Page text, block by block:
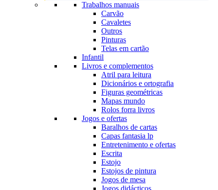
Trabalhos manuais
Carvão
Cavaletes
Outros
Pinturas
Telas em cartão
Infantil
Livros e complementos
Atril para leitura
Dicionários e ortografia
Figuras geométricas
Mapas mundo
Rolos forra livros
Jogos e ofertas
Baralhos de cartas
Capas fantasia lp
Entretenimento e ofertas
Escrita
Estojo
Estojos de pintura
Jogos de mesa
Jogos didácticos